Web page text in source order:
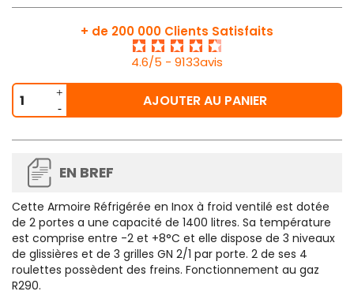
+ de 200 000 Clients Satisfaits
4.6/5 - 9133avis
AJOUTER AU PANIER
EN BREF
Cette Armoire Réfrigérée en Inox à froid ventilé est dotée
de 2 portes a une capacité de 1400 litres. Sa température
est comprise entre -2 et +8°C et elle dispose de 3 niveaux
de glissières et de 3 grilles GN 2/1 par porte. 2 de ses 4
roulettes possèdent des freins. Fonctionnement au gaz
R290.